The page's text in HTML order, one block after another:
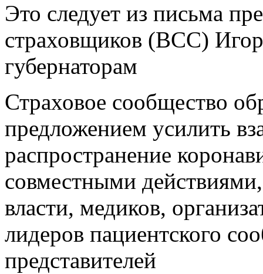
Это следует из письма
страховщиков (ВСС)
губернаторам
Страховое сообщество
предложением усилить
распространение
совместными
власти, медиков,
лидеров пациентского
представителей